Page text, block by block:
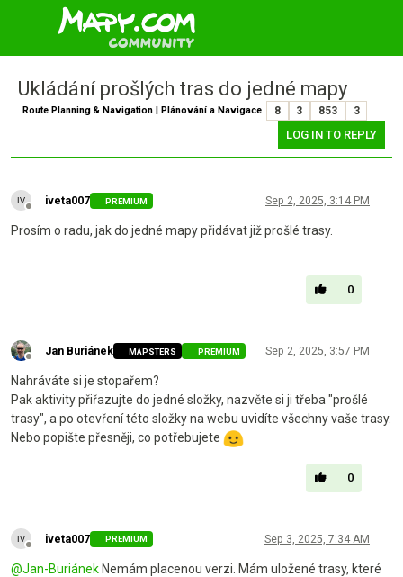
Ukládání prošlých tras do jedné mapy
Route Planning & Navigation | Plánování a Navigace 8 3 853 3
LOG IN TO REPLY
iveta007 PREMIUM Sep 2, 2025, 3:14 PM
Prosím o radu, jak do jedné mapy přidávat již prošlé trasy.
0
Jan Buriánek MAPSTERS PREMIUM Sep 2, 2025, 3:57 PM
Nahráváte si je stopařem?
Pak aktivity přiřazujte do jedné složky, nazvěte si ji třeba "prošlé
trasy", a po otevření této složky na webu uvidíte všechny vaše trasy.
Nebo popište přesněji, co potřebujete
0
iveta007 PREMIUM Sep 3, 2025, 7:34 AM
@Jan-Buriánek Nemám placenou verzi. Mám uložené trasy, které